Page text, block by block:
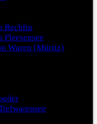
Rechlin
Waren (Müritz)